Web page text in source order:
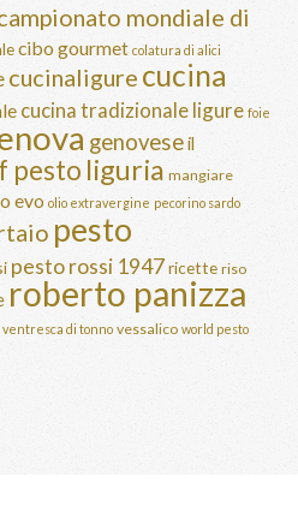
mondiale di
cibo gourmet colatura di alici
cucinaligure cucina
cucina tradizionale ligure foie
genoveseil
pesto liguria mangiare
evo olio extravergine pecorino sardo
pesto
pesto rossi 1947 ricette riso
roberto panizza
ventresca di tonno vessalico world pesto